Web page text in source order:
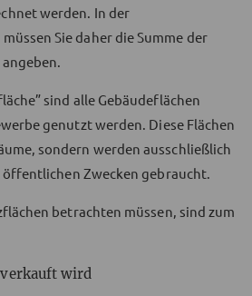
werden. In der
Sie daher die Summe der
sind alle Gebäudeflächen
genutzt werden. Diese Flächen
sondern werden ausschließlich
Zwecken gebraucht.
betrachten müssen, sind zum
wird